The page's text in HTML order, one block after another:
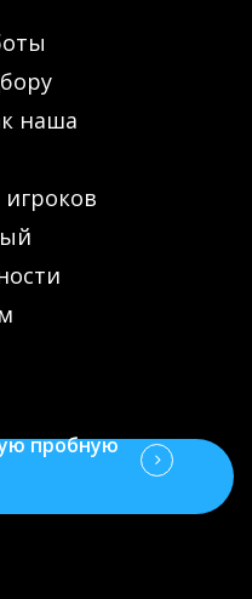
наша
пробную